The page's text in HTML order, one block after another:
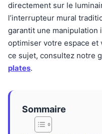
directement sur le
l’interrupteur mural
garantit une
optimiser votre espace
ce sujet, consultez notre
plates.
Sommaire